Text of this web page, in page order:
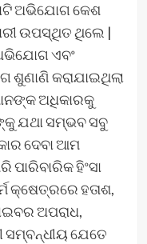
ଅଭିଯୋଗ କେଶ
ଉପସ୍ଥିତ ଥିଲେ |
ଏବଂ
କରାଯାଇଥିଲା
ଅଧିକାରକୁ
ଯଥା ସମ୍ଭବ ସବୁ
ଦେବା ଆମ
ହିଂସା
କ୍ଷେତ୍ରରେ ହତାଶ,
ଅପରାଧ,
ସମ୍ବନ୍ଧୀୟ ଯେତେ